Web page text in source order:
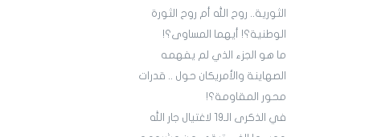
الثورية.. روح الله أم روح الثورة
الوطنية؟! أيهما المساوى؟!
ما هو الجزء الذي لم يفهمه
الصهاينة والأمريكان حول .. قدرات
محور المقاومة؟!
في الذكرى الـ19 لاغتيال جار الله